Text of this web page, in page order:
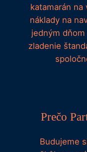
katamarán
náklady na
jedným
zladenie
Prečo
Budujeme